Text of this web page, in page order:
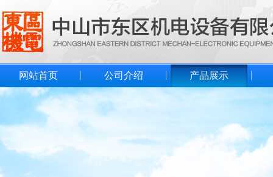
网站首页 公司介绍 产品展示